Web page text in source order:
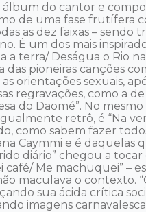
álbum do cantor e
de uma fase frutífera
as dez faixas – sendo
É um dos mais
a terra/ Deságua o Rio
das pioneiras canções
orientações sexuais,
regravações, como a
do Daomé”. No
retrô, é “Na
como sabem fazer
Caymmi e é daquelas
diário” chegou a
café/ Me machuquei” –
maculava o contexto.
sua ácida crítica
imagens